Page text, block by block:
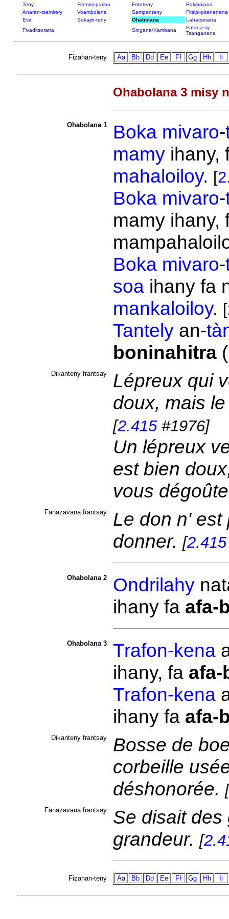
Teny Fitenim-paritra Fototeny
Rakibolana
Anaran-tsamirery
Voambolana Sampanteny
Fitsipi-pitenenana
Eva
Sokajin-teny Ohabolana
Lahatsoratra
Fivaditsoratra
Singana/Kambana
Fafana sy
Tsanganana
Fizahan-teny Aa Bb Dd Ee Ff Gg Hh Ii
Ohabolana 3 misy
Ohabolana 1 Boka mivaro-
mamyihany,
mahaloiloy. [
Boka mivaro-
mamy ihany,
Boka mivaro-
soaihany fa
mankaloiloy. [
Tantelyan-
boninahitra(
Dikanteny frantsay
Lépreux qui
doux, mais
[2.415#1976]
Un lépreux
est bien
vous
Fanazavana frantsay
Le don n' est
donner. [2.415
Ohabolana 2 Ondrilahy
ihany fa afa-
Ohabolana 3 Trafon-kena
ihany, fa
Trafon-kena
ihany fa afa-
Dikanteny frantsay
Bosse de
corbeille
déshonorée. [
Fanazavana frantsay
Se disait
grandeur. [
Fizahan-teny Aa Bb Dd Ee Ff Gg Hh Ii